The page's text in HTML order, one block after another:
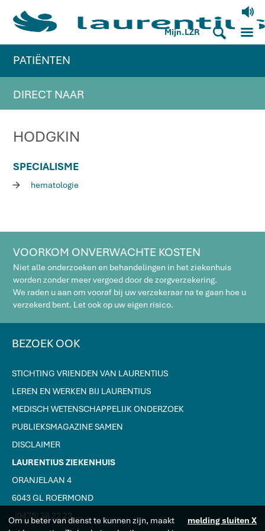
V
Mijn.LZR S M
PATIËNTEN
DIRECT NAAR
HODGKIN
SPECIALISME
R hematologie
VOORKOM ONVERWACHTE KOSTEN
Niet alle onderzoeken en behandelingen in het ziekenhuis
worden zonder meer vergoed door de zorgverzekering.
We raden u aan om vooraf bij uw verzekeraar na te gaan hoe u
verzekerd bent. Let ook op uw eigen risico.
BEZOEK OOK
STICHTING VRIENDEN VAN LAURENTIUS
LEREN EN WERKEN BIJ LAURENTIUS
MEDISCH WETENSCHAPPELIJK ONDERZOEK
PUBLIEKSMAGAZINE SAMEN
DISCLAIMER
LAURENTIUS ZIEKENHUIS
ORANJELAAN 4
6043 GL ROERMOND
J(0475) 38 22 22 melding sluiten X
Om u beter van dienst te kunnen zijn, maakt